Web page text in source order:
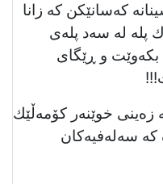
كەسانێكن كە زانا
پلە لە سەد پلەی
و ڕێگای
زەینی خوێنەر كۆمەڵێك
كە سەلەفیەكان